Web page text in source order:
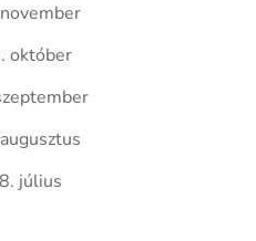
október
július